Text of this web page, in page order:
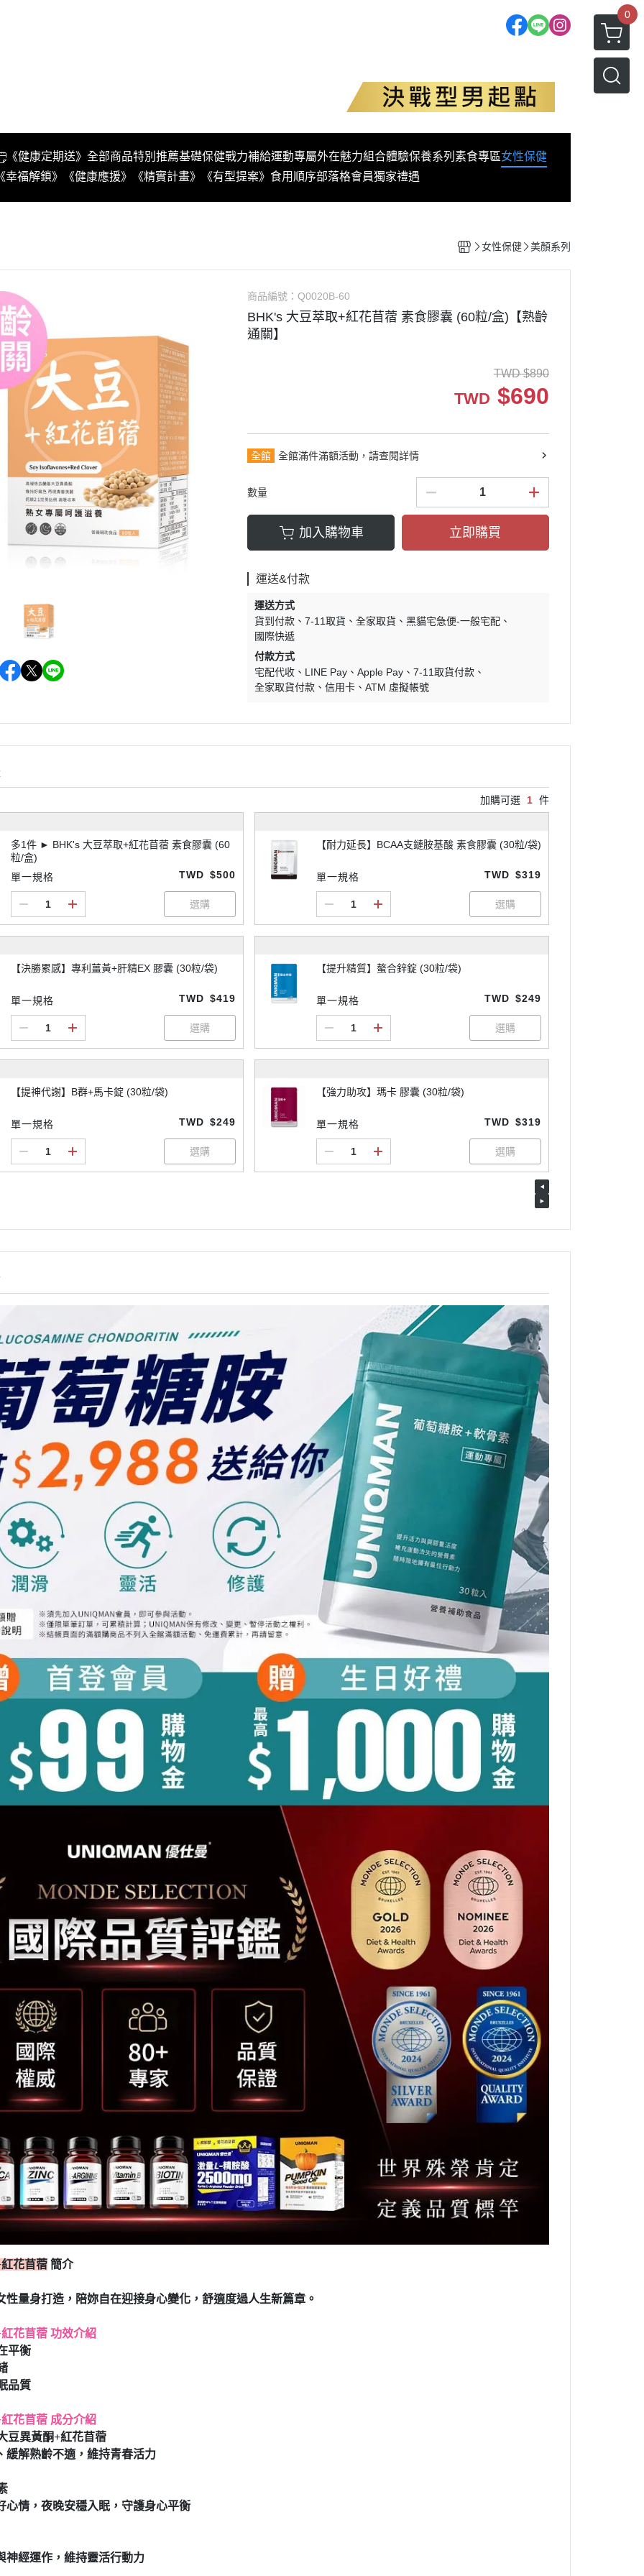
0
《健康定期送》 全部商品特別推薦基礎保健戰力補給運動專屬外在魅力組合體驗保養系列 素食專區女性保健
幸福解鎖》
《健康應援》 《精實計畫》 《有型提案》 食用順序部落格會員獨家禮遇
女性保健 美顏系列
商品編號：Q0020B-60
BHK's 大豆萃取+紅花苜蓿 素食膠囊 (60粒/盒)【熟齡
通關】
TWD $890
TWD $690
全館 全館滿件滿額活動，請查閱詳情
數量
加入購物車 立即購買
運送&付款
運送方式
貨到付款
7-11取貨 全家取貨
黑貓宅急便-一般宅配
國際快遞
付款方式
宅配代收
LINE Pay Apple Pay
7-11取貨付款
全家取貨付款
信用卡 ATM 虛擬帳號
加購可選 1 件
多1件 ► BHK's 大豆萃取+紅花苜蓿 素食膠囊 (60
粒/盒)
單一規格
TWD $500
【耐力延長】BCAA支鏈胺基酸 素食膠囊 (30粒/袋)
單一規格 TWD $319
【決勝累感】專利薑黃+肝精EX 膠囊 (30粒/袋)
單一規格 TWD $419
【提升精質】螯合鋅錠 (30粒/袋)
單一規格 TWD $249
【提神代謝】B群+馬卡錠 (30粒/袋)
單一規格 TWD $249
【強力助攻】瑪卡 膠囊 (30粒/袋)
單一規格 TWD $319
花苜蓿 簡介
性量身打造，陪妳自在迎接身心變化，舒適度過人生新篇章。
花苜蓿 功效介紹
平衡
品質
花苜蓿 成分介紹
豆異黃酮+紅花苜蓿
緩解熟齡不適，維持青春活力
心情，夜晚安穩入眠，守護身心平衡
神經運作，維持靈活行動力